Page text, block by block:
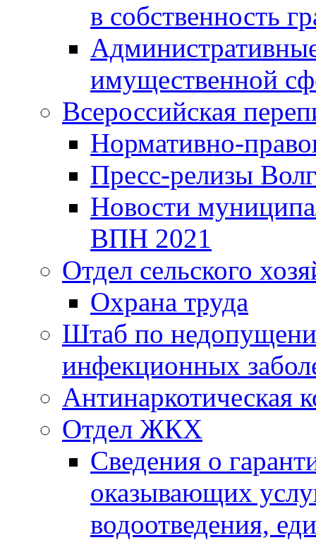
в собственность
имущественной
Всероссийская
Нормативно-
Пресс-релизы
Новости
ВПН 2021
Отдел сельского
Охрана труда
Штаб по
инфекционных
Антинаркотическая
Отдел ЖКХ
Сведения о
оказывающих
водоотведения,